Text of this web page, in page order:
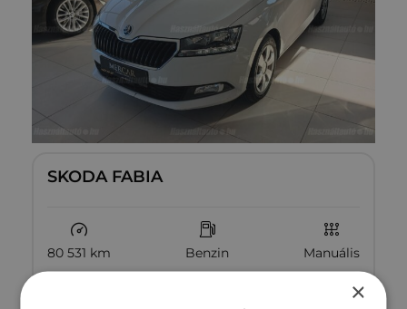
SKODA FABIA
80 531 km Benzin Manuális
×